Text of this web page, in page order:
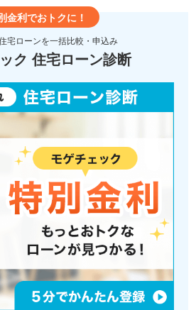
金利でおトクに！
宅ローンを一括比較・申込み
ク 住宅ローン診断